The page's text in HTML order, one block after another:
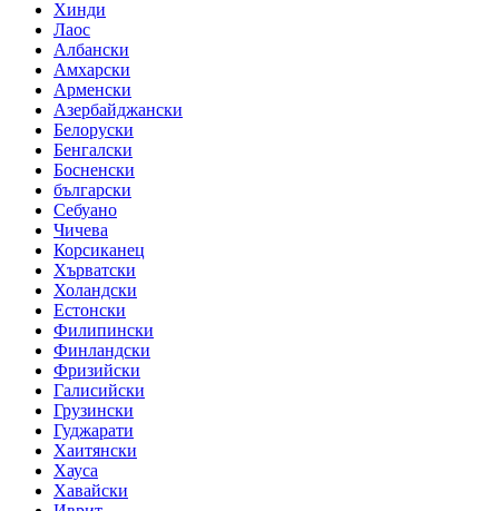
Хинди
Лаос
Албански
Амхарски
Арменски
Азербайджански
Белоруски
Бенгалски
Босненски
български
Себуано
Чичева
Корсиканец
Хърватски
Холандски
Естонски
Филипински
Финландски
Фризийски
Галисийски
Грузински
Гуджарати
Хаитянски
Хауса
Хавайски